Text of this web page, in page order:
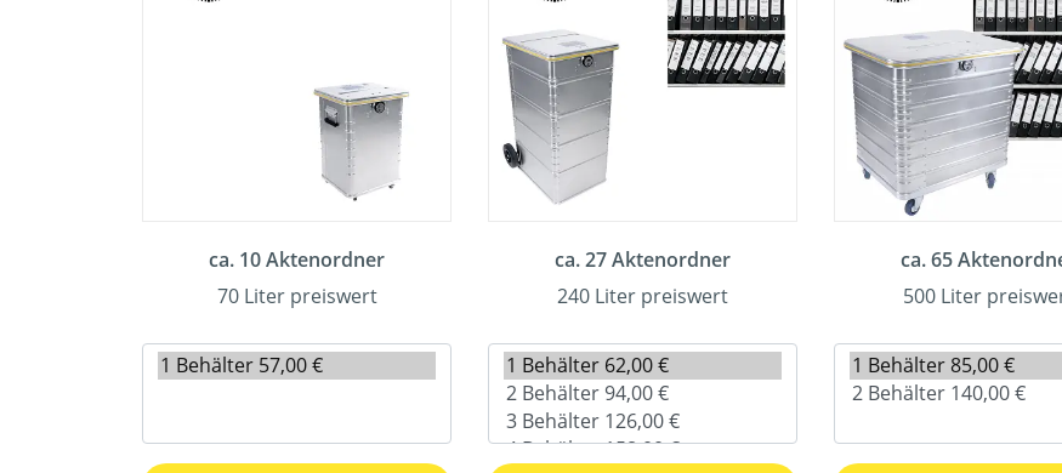
ca. 10 Aktenordner
70 Liter preiswert
ca. 27 Aktenordner
240 Liter preiswert
ca. 65
500 Liter